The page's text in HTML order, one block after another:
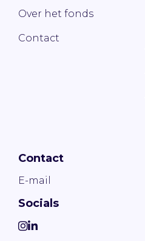
Over het fonds
Contact
Contact
E-mail
Socials